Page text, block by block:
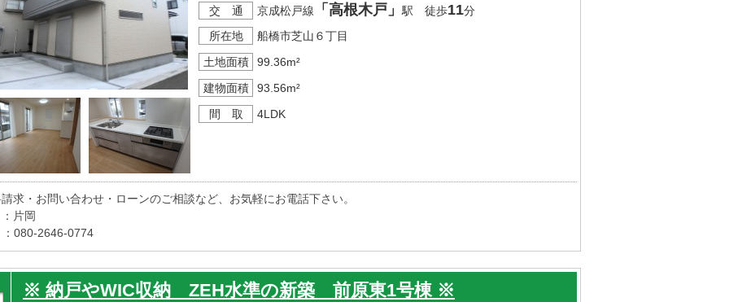
交 通 京成松戸線 「高根木戸」 駅 徒歩11分
所在地
船橋市芝山６丁目
土地面積
99.36m²
建物面積
93.56m²
間 取
4LDK
求・お問い合わせ・ローンのご相談など、お気軽にお電話下さい。
片岡
：080-2646-0774
ご希望の方は、いつでもご連絡ください。
※ 納戸やWIC収納 ZEH水準の新築 前原東1号棟 ※